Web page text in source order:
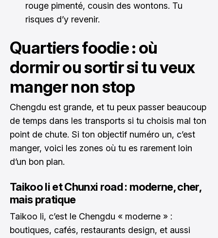
rouge pimenté, cousin des wontons. Tu
risques d’y revenir.
Quartiers foodie : où
dormir ou sortir si tu veux
manger non stop
Chengdu est grande, et tu peux passer beaucoup
de temps dans les transports si tu choisis mal ton
point de chute. Si ton objectif numéro un, c’est
manger, voici les zones où tu es rarement loin
d’un bon plan.
Taikoo li et Chunxi road : moderne, cher,
mais pratique
Taikoo li, c’est le Chengdu « moderne » :
boutiques, cafés, restaurants design, et aussi